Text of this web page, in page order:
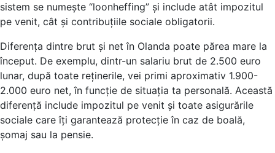
sistem se numește “loonheffing” și include atât impozitul
pe venit, cât și contribuțiile sociale obligatorii.
Diferența dintre brut și net în Olanda poate părea mare la
început. De exemplu, dintr-un salariu brut de 2.500 euro
lunar, după toate reținerile, vei primi aproximativ 1.900-
2.000 euro net, în funcție de situația ta personală. Această
diferență include impozitul pe venit și toate asigurările
sociale care îți garantează protecție în caz de boală,
șomaj sau la pensie.